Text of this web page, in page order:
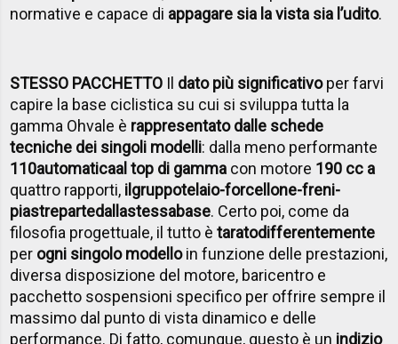
normative e capace di appagare sia la vista sia l’udito.
STESSO PACCHETTO Il dato più significativoper farvi
capire la base ciclistica su cui si sviluppa tutta la
gamma Ohvale è rappresentato dalle schede
tecniche dei singoli modelli: dalla meno performante
110automaticaal top di gamma con motore 190 cc a
quattro rapporti, ilgruppotelaio-forcellone-freni-
piastrepartedallastessabase. Certo poi, come da
filosofia progettuale, il tutto ètaratodifferentemente
per ogni singolo modelloin funzione delle prestazioni,
diversa disposizione del motore, baricentro e
pacchetto sospensioni specifico per offrire sempre il
massimo dal punto di vista dinamico e delle
performance. Di fatto, comunque, questo è un indizio